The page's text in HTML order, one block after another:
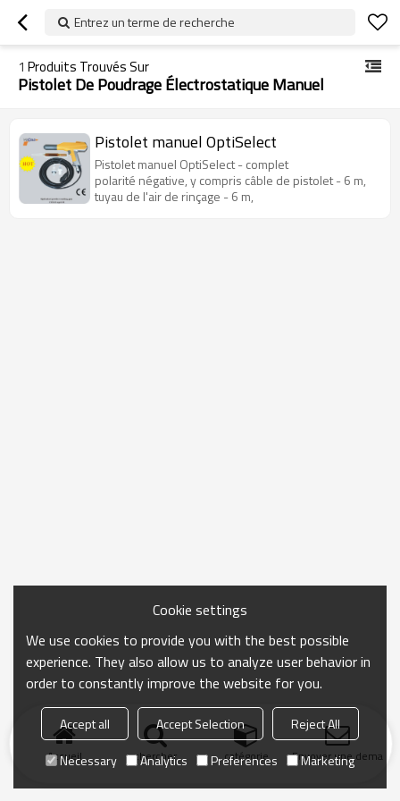
Entrez un terme de recherche
1 Produits Trouvés Sur
Pistolet De Poudrage Électrostatique Manuel
Pistolet manuel OptiSelect
Pistolet manuel OptiSelect - complet
polarité négative, y compris câble de pistolet - 6 m,
tuyau de l'air de rinçage - 6 m,
Accueil chercher catégorie Envoyer une
Cookie settings
We use cookies to provide you with the best possible
experience. They also allow us to analyze user behavior in
order to constantly improve the website for you.
Accept all Accept Selection
Reject All
Necessary
Analytics Preferences Marketing